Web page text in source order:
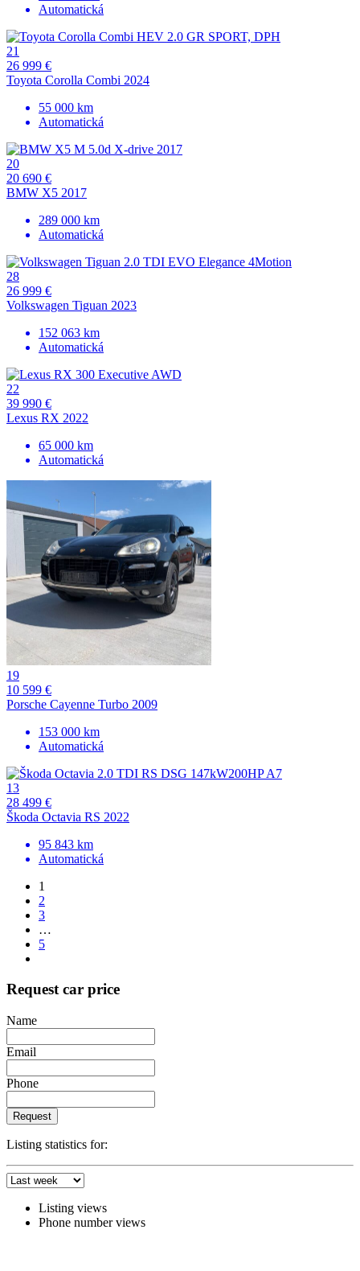
Automatická
21
26 999 €
Toyota Corolla Combi 2024
55 000 km
Automatická
20
20 690 €
BMW X5 2017
289 000 km
Automatická
28
26 999 €
Volkswagen Tiguan 2023
152 063 km
Automatická
22
39 990 €
Lexus RX 2022
65 000 km
Automatická
19
10 599 €
Porsche Cayenne Turbo 2009
153 000 km
Automatická
13
28 499 €
Škoda Octavia RS 2022
95 843 km
Automatická
1
2
3
…
5
Request car price
Name
Email
Phone
Request
Listing statistics for:
Listing views
Phone number views